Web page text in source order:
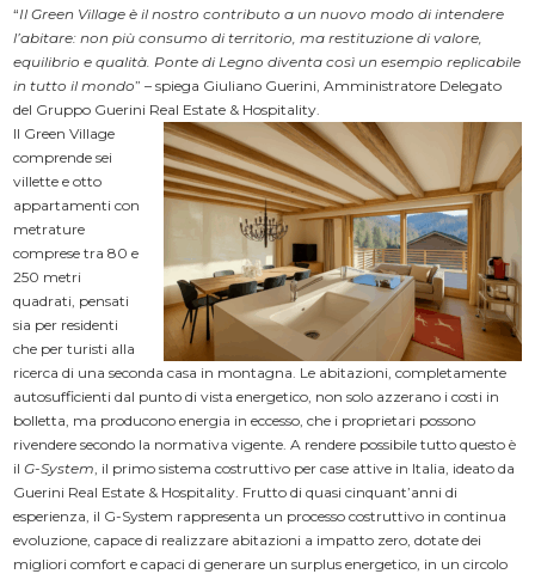
“Il Green Village è il nostro contributo a un nuovo modo di intendere
l’abitare: non più consumo di territorio, ma restituzione di valore,
equilibrio e qualità. Ponte di Legno diventa così un esempio replicabile
in tutto il mondo” – spiega Giuliano Guerini, Amministratore Delegato
del Gruppo Guerini Real Estate & Hospitality.
Il Green Village
comprende sei
villette e otto
appartamenti con
metrature
comprese tra 80 e
250 metri
quadrati, pensati
sia per residenti
che per turisti alla
ricerca di una seconda casa in montagna. Le abitazioni, completamente
autosufficienti dal punto di vista energetico, non solo azzerano i costi in
bolletta, ma producono energia in eccesso, che i proprietari possono
rivendere secondo la normativa vigente. A rendere possibile tutto questo è
ilG-System , il primo sistema costruttivo per case attive in Italia, ideato da
Guerini Real Estate & Hospitality. Frutto di quasi cinquant’anni di
esperienza, il G-System rappresenta un processo costruttivo in continua
evoluzione, capace di realizzare abitazioni a impatto zero, dotate dei
migliori comfort e capaci di generare un surplus energetico, in un circolo